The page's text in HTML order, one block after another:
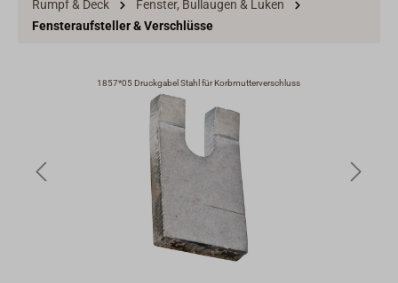
Rumpf & Deck
Fenster, Bullaugen & Luken
Fensteraufsteller & Verschlüsse
1857*05 Druckgabel Stahl für Korbmutterverschluss